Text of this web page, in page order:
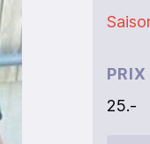
PRIX
25.-